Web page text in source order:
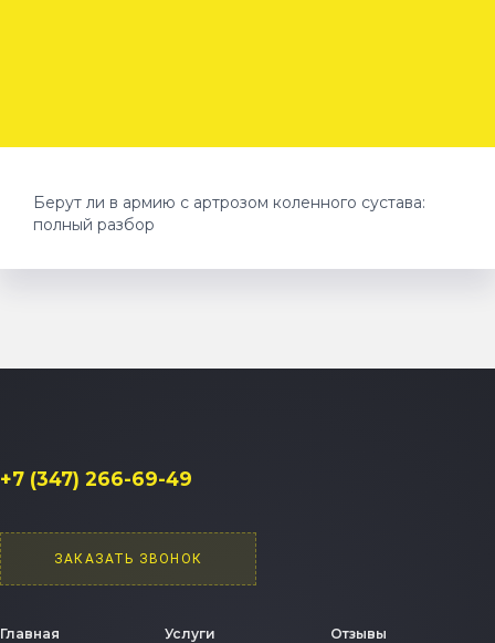
Берут ли в армию с артрозом коленного сустава:
полный разбор
+7 (347) 266-69-49
ЗАКАЗАТЬ ЗВОНОК
Главная Услуги
Отзывы